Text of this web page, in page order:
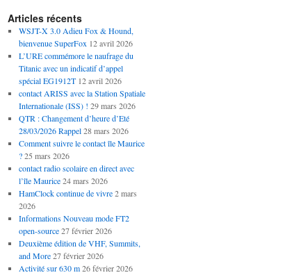
Articles récents
WSJT-X 3.0 Adieu Fox & Hound,
bienvenue SuperFox 12 avril 2026
L’URE commémore le naufrage du
Titanic avec un indicatif d’appel
spécial EG1912T 12 avril 2026
contact ARISS avec la Station Spatiale
Internationale (ISS) ! 29 mars 2026
QTR : Changement d’heure d’Eté
28/03/2026 Rappel 28 mars 2026
Comment suivre le contact île Maurice
? 25 mars 2026
contact radio scolaire en direct avec
l’île Maurice 24 mars 2026
HamClock continue de vivre 2 mars
2026
Informations Nouveau mode FT2
open-source 27 février 2026
Deuxième édition de VHF, Summits,
and More 27 février 2026
Activité sur 630 m 26 février 2026